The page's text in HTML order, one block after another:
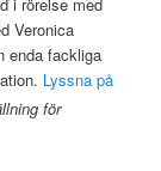
i rörelse med
Veronica
enda fackliga
Lyssna på
för